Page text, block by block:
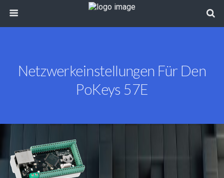
Netzwerkeinstellungen Für Den
PoKeys 57E